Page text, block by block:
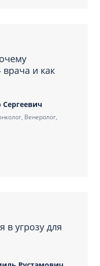
и как
Сергеевич
Венеролог,
в угрозу для